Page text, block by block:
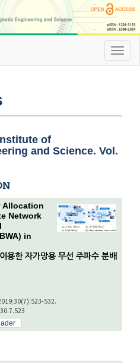
T
o
n
o
of
and Science. Vol.
Allocation
Network
in
한 자가망용 무선 주파수 분배
532.